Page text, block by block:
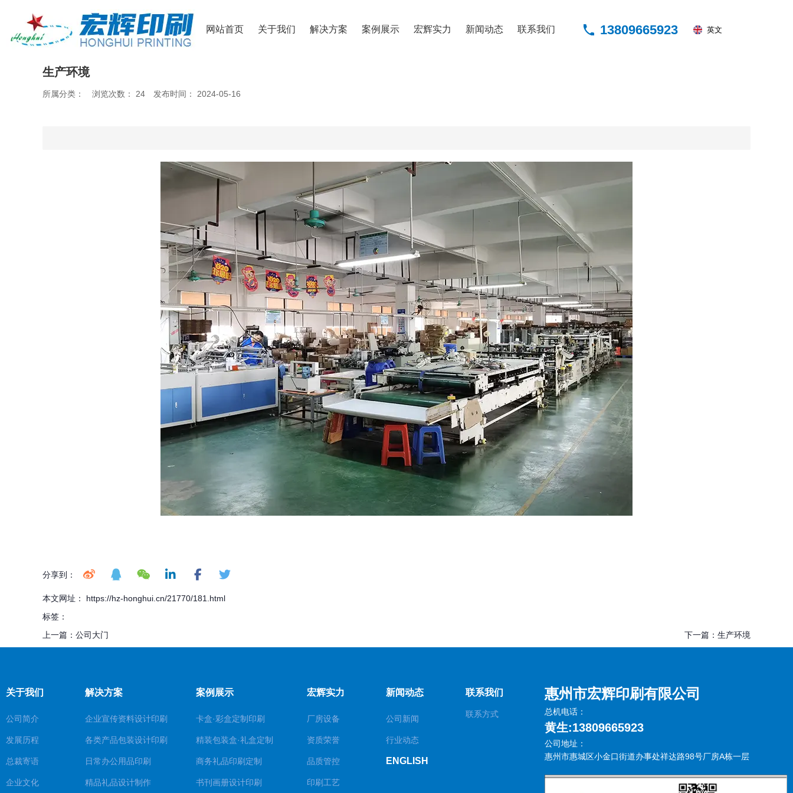
网站首页 关于我们 解决方案 案例展示 宏辉实力 新闻动态 联系我们 13809665923 英文
生产环境
所属分类： 浏览次数： 24 发布时间： 2024-05-16
分享到：
本文网址： https://hz-honghui.cn/21770/181.html
标签：
上一篇： 公司大门 下一篇： 生产环境
关于我们
公司简介
发展历程
总裁寄语
企业文化
解决方案
企业宣传资料设计印刷
各类产品包装设计印刷
日常办公用品印刷
精品礼品设计制作
案例展示
卡盒·彩盒定制印刷
精装包装盒·礼盒定制
商务礼品印刷定制
书刊画册设计印刷
宏辉实力
厂房设备
资质荣誉
品质管控
印刷工艺
新闻动态
公司新闻
行业动态
ENGLISH
联系我们
联系方式
惠州市宏辉印刷有限公司
总机电话：
黄生:13809665923
公司地址：
惠州市惠城区小金口街道办事处祥达路98号厂房A栋一层